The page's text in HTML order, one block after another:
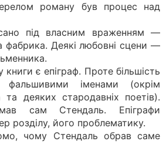
роману був процес над
під власним враженням —
фабрика. Деякі любовні сцени —
є епіграф. Проте більшість
фальшивими іменами (окрім
деяких стародавніх поетів).
сам Стендаль. Епіграфи
розділу, його проблематику.
чому Стендаль обрав саме